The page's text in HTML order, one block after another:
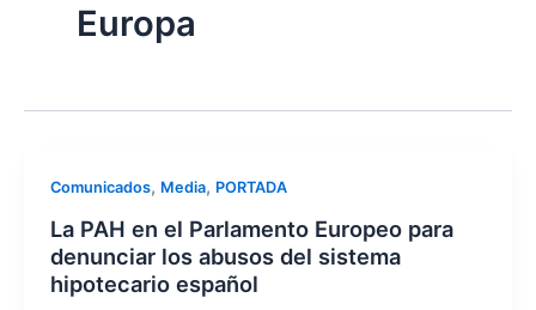
Europa
Comunicados, Media, PORTADA
La PAH en el Parlamento Europeo para
denunciar los abusos del sistema
hipotecario español